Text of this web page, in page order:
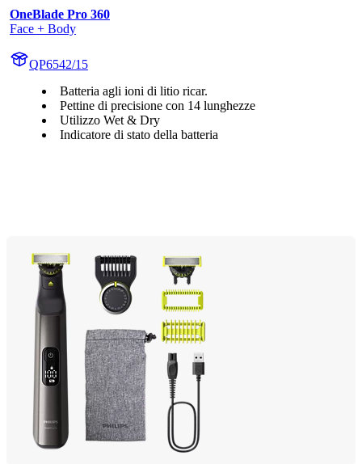
OneBlade Pro 360
Face + Body
QP6542/15
Batteria agli ioni di litio ricar.
Pettine di precisione con 14 lunghezze
Utilizzo Wet & Dry
Indicatore di stato della batteria